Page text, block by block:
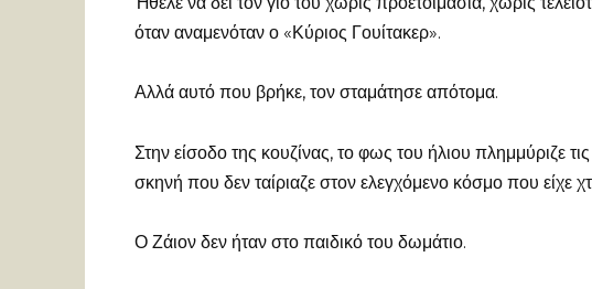
όταν αναμενόταν ο «Κύριος Γουίτακερ».
Αλλά αυτό που βρήκε, τον σταμάτησε απότομα.
Στην είσοδο της κουζίνας, το φως του ήλιου πλημμύριζε τις
σκηνή που δεν ταίριαζε στον ελεγχόμενο κόσμο που είχε
Ο Ζάιον δεν ήταν στο παιδικό του δωμάτιο.